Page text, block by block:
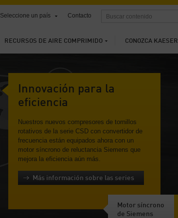
RECURSOS DE AIRE COMPRIMIDO CONOZCA KAESER
Seleccione un país Contacto
Innovación para la
eficiencia
Nuestros nuevos compresores de tornillos
rotativos de la serie CSD con convertidor de
frecuencia están equipados ahora con un
motor síncrono de reluctancia Siemens que
mejora la eficiencia aún más.
Más información sobre las series
Motor síncrono
de Siemens